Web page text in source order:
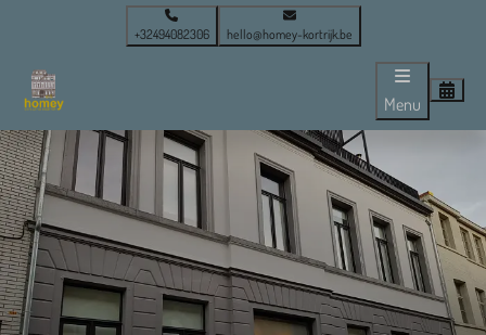
+32494082306 hello@homey-kortrijk.be
Menu